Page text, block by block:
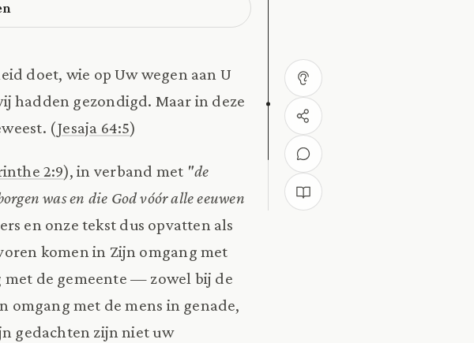
doet, wie op Uw wegen aan U
hadden gezondigd. Maar in deze
(Jesaja 64:5)
2:9), in verband met "de
was en die God vóór alle eeuwen
en onze tekst dus opvatten als
komen in Zijn omgang met
met de gemeente — zowel bij de
omgang met de mens in genade,
gedachten zijn niet uw